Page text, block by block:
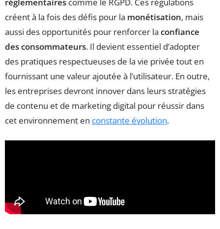
créent à la fois des défis pour la monétisation, mais
aussi des opportunités pour renforcer la confiance
des consommateurs. Il devient essentiel d’adopter
des pratiques respectueuses de la vie privée tout en
fournissant une valeur ajoutée à l’utilisateur. En outre,
les entreprises devront innover dans leurs stratégies
de contenu et de marketing digital pour réussir dans
cet environnement en constante évolution.